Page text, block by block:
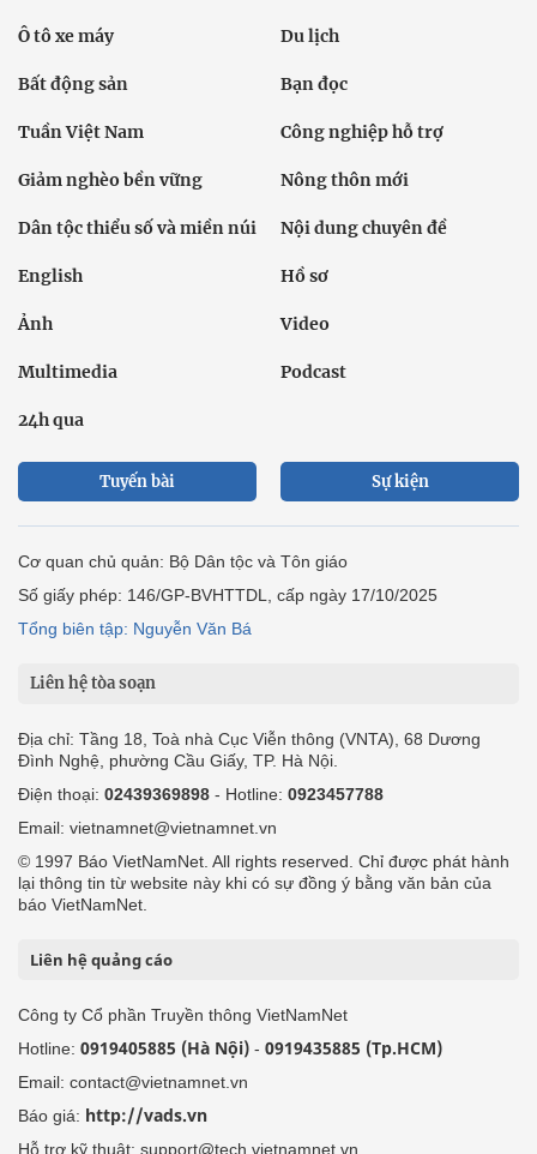
Ô tô xe máy Du lịch
Bất động sản Bạn đọc
Tuần Việt Nam Công nghiệp hỗ trợ
Giảm nghèo bền vững Nông thôn mới
Dân tộc thiểu số và miền núi Nội dung chuyên đề
English Hồ sơ
Ảnh Video
Multimedia Podcast
24h qua
Tuyến bài Sự kiện
Cơ quan chủ quản: Bộ Dân tộc và Tôn giáo
Số giấy phép: 146/GP-BVHTTDL, cấp ngày 17/10/2025
Tổng biên tập: Nguyễn Văn Bá
Liên hệ tòa soạn
Địa chỉ: Tầng 18, Toà nhà Cục Viễn thông (VNTA), 68 Dương
Đình Nghệ, phường Cầu Giấy, TP. Hà Nội.
Điện thoại: 02439369898 - Hotline: 0923457788
Email: vietnamnet@vietnamnet.vn
© 1997 Báo VietNamNet. All rights reserved. Chỉ được phát hành
lại thông tin từ website này khi có sự đồng ý bằng văn bản của
báo VietNamNet.
Liên hệ quảng cáo
Công ty Cổ phần Truyền thông VietNamNet
Hotline: 0919405885 (Hà Nội) - 0919435885 (Tp.HCM)
Email: contact@vietnamnet.vn
Báo giá: http://vads.vn
Hỗ trợ kỹ thuật: support@tech.vietnamnet.vn